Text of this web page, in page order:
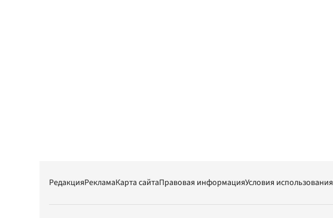
РедакцияРекламаКарта сайтаПравовая информацияУсловия использования